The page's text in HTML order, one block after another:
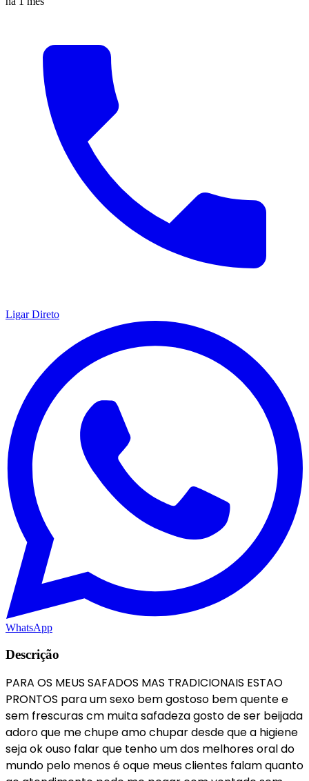
Ligar Direto
WhatsApp
Descrição
PARA OS MEUS SAFADOS MAS TRADICIONAIS ESTAO
PRONTOS para um sexo bem gostoso bem quente e
sem frescuras cm muita safadeza gosto de ser beijada
adoro que me chupe amo chupar desde que a higiene
seja ok ouso falar que tenho um dos melhores oral do
mundo pelo menos é oque meus clientes falam quanto